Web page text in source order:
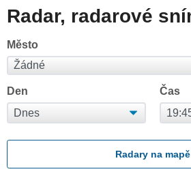
Radar, radarové
Město
Den Čas
Radary na mapě